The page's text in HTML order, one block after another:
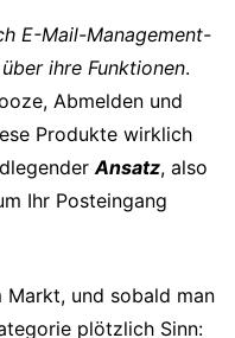
E-Mail-Management-
ihre Funktionen.
Abmelden und
Produkte wirklich
Ansatz, also
Ihr Posteingang
und sobald man
plötzlich Sinn: